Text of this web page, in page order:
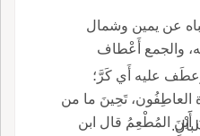
عن يمين وشمال
وشِقَّاه من لَدُن رأْسه وَرِكه، والجمع أَعْطاف
عليه أَي كَرَّ؛
العاطِفُون، تَحِينَ ما من
المُطْعِمُ قال ابن